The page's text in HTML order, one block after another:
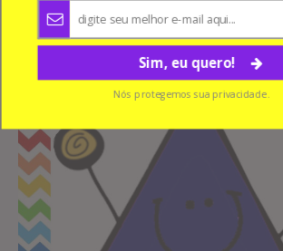
Sim, eu quero!
Nós protegemos sua privacidade.